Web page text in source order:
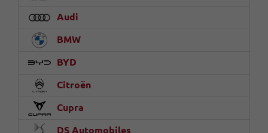
Audi
BMW
BYD
Citroën
Cupra
DS Automobiles